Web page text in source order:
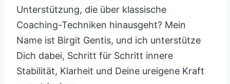
Unterstützung, die über klassische
Coaching-Techniken hinausgeht? Mein
Name ist Birgit Gentis, und ich unterstütze
Dich dabei, Schritt für Schritt innere
Stabilität, Klarheit und Deine ureigene Kraft